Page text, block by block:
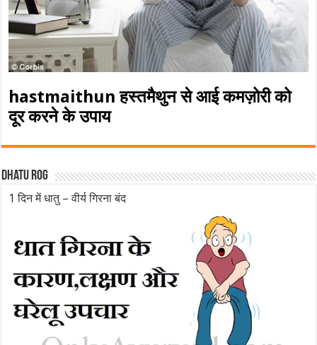
hastmaithun हस्तमैथुन से आई कमज़ोरी को
दूर करने के उपाय
Dhatu rog
1 दिन में धातु – वीर्य गिरना बंद